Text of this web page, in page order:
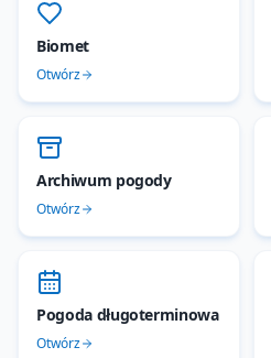
Biomet
Otwórz
Archiwum pogody
Otwórz
Pogoda długoterminowa
Otwórz